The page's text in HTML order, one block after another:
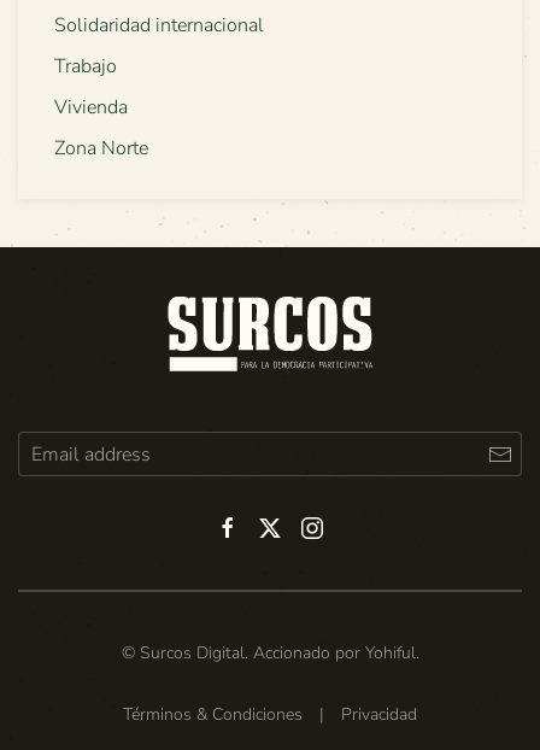
Solidaridad internacional
Trabajo
Vivienda
Zona Norte
© Surcos Digital. Accionado por Yohiful.
Términos & Condiciones | Privacidad